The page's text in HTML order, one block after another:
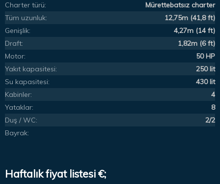
Charter türü:
Mürettebatsız charter
Tüm uzunluk:
12,75m (41,8 ft)
Genişlik:
4,27m (14 ft)
Draft:
1,82m (6 ft)
Motor:
50 HP
Yakıt kapasitesi:
250 lit
Su kapasitesi:
430 lit
Kabinler:
4
Yataklar:
8
Duş / WC:
2/2
Bayrak:
Haftalık fiyat listesi €;